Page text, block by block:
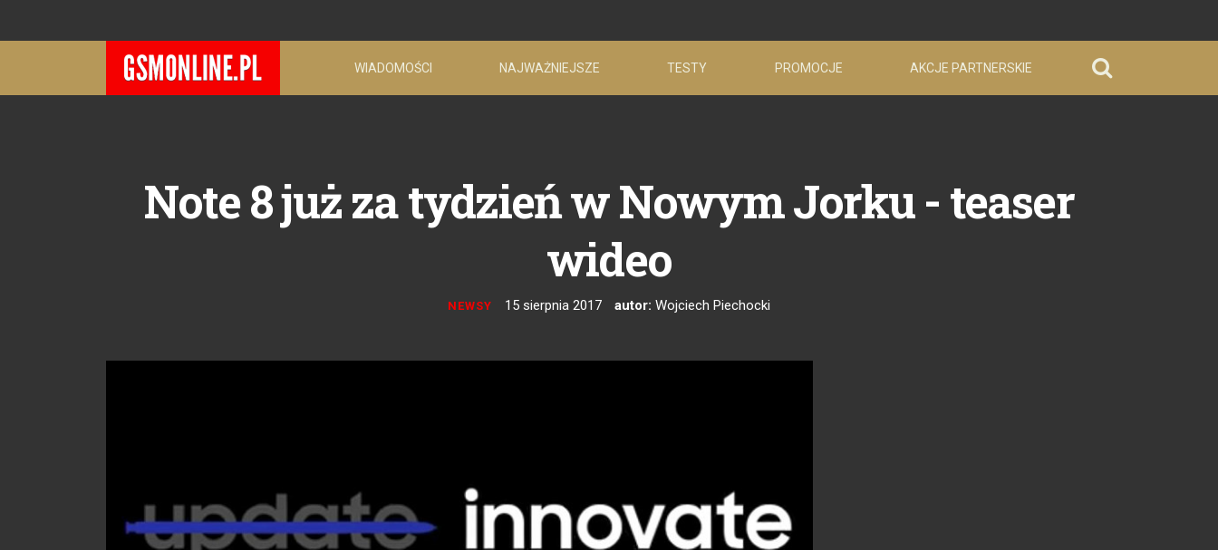
WIADOMOŚCI NAJWAŻNIEJSZE TESTY PROMOCJE AKCJE PARTNERSKIE
Note 8 już za tydzień w Nowym Jorku - teaser
wideo
NEWSY 15 sierpnia 2017 autor: Wojciech Piechocki